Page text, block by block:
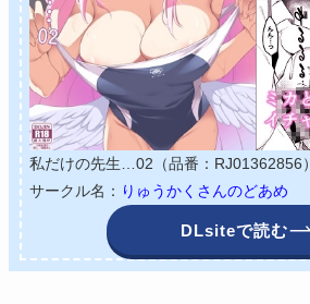
私だけの先生…02（品番：RJ01362856）
サークル名： りゅうかくさんのどあめ
DLsiteで読む